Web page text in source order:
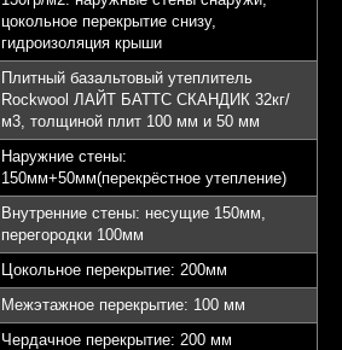
цокольное перекрытие снизу,
гидроизоляция крыши
Плитный базальтовый утеплитель
Rockwool ЛАЙТ БАТТС СКАНДИК 32кг/
м3, толщиной плит 100 мм и 50 мм
Наружние стены:
150мм+50мм(перекрёстное утепление)
Внутренние стены: несущие 150мм,
перегородки 100мм
Цокольное перекрытие: 200мм
Межэтажное перекрытие: 100 мм
Чердачное перекрытие: 200 мм